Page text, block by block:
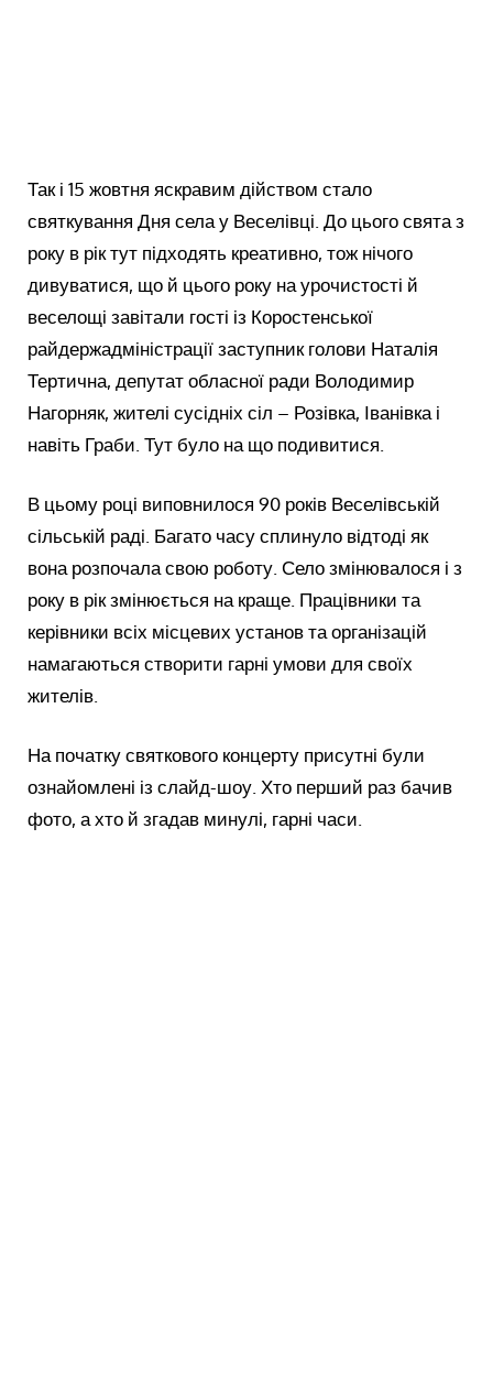
Так і 15 жовтня яскравим дійством стало
святкування Дня села у Веселівці. До цього свята з
року в рік тут підходять креативно, тож нічого
дивуватися, що й цього року на урочистості й
веселощі завітали гості із Коростенської
райдержадміністрації заступник голови Наталія
Тертична, депутат обласної ради Володимир
Нагорняк, жителі сусідніх сіл – Розівка, Іванівка і
навіть Граби. Тут було на що подивитися.
В цьому році виповнилося 90 років Веселівській
сільській раді. Багато часу сплинуло відтоді як
вона розпочала свою роботу. Село змінювалося і з
року в рік змінюється на краще. Працівники та
керівники всіх місцевих установ та організацій
намагаються створити гарні умови для своїх
жителів.
На початку святкового концерту присутні були
ознайомлені із слайд-шоу. Хто перший раз бачив
фото, а хто й згадав минулі, гарні часи.